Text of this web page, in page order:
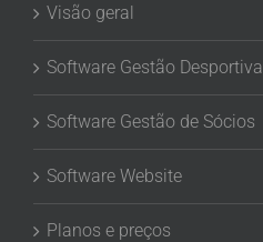
Visão geral
Software Gestão Desportiva
Software Gestão de Sócios
Software Website
Planos e preços